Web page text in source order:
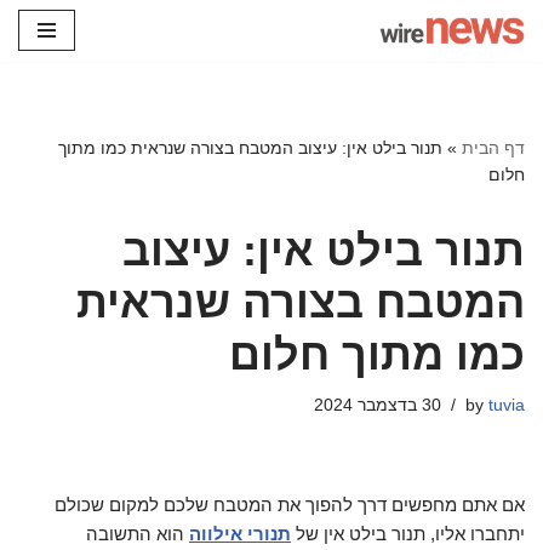
דף הבית » תנור בילט אין: עיצוב המטבח בצורה שנראית כמו מתוך
חלום
תנור בילט אין: עיצוב
המטבח בצורה שנראית
כמו מתוך חלום
by tuvia 30 בדצמבר 2024
אם אתם מחפשים דרך להפוך את המטבח שלכם למקום שכולם
יתחברו אליו, תנור בילט אין של תנורי אילווה הוא התשובה